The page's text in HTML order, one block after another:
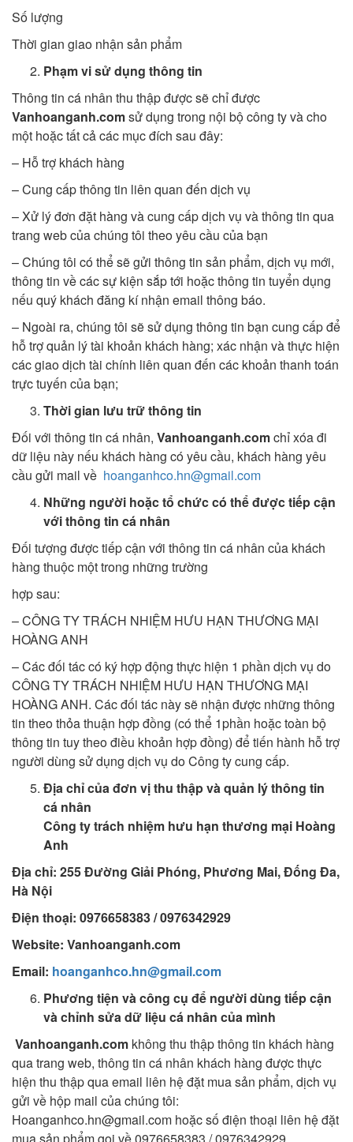
Số lượng
Thời gian giao nhận sản phẩm
Phạm vi sử dụng thông tin
Thông tin cá nhân thu thập được sẽ chỉ được
Vanhoanganh.comsử dụng trong nội bộ công ty và cho
một hoặc tất cả các mục đích sau đây:
– Hỗ trợ khách hàng
– Cung cấp thông tin liên quan đến dịch vụ
– Xử lý đơn đặt hàng và cung cấp dịch vụ và thông tin qua
trang web của chúng tôi theo yêu cầu của bạn
– Chúng tôi có thể sẽ gửi thông tin sản phẩm, dịch vụ mới,
thông tin về các sự kiện sắp tới hoặc thông tin tuyển dụng
nếu quý khách đăng kí nhận email thông báo.
– Ngoài ra, chúng tôi sẽ sử dụng thông tin bạn cung cấp để
hỗ trợ quản lý tài khoản khách hàng; xác nhận và thực hiện
các giao dịch tài chính liên quan đến các khoản thanh toán
trực tuyến của bạn;
Thời gian lưu trữ thông tin
Đối với thông tin cá nhân, Vanhoanganh.comchỉ xóa đi
dữ liệu này nếu khách hàng có yêu cầu, khách hàng yêu
cầu gửi mail về hoanganhco.hn@gmail.com
Những người hoặc tổ chức có thể được tiếp cận
với thông tin cá nhân
Đối tượng được tiếp cận với thông tin cá nhân của khách
hàng thuộc một trong những trường
hợp sau:
– CÔNG TY TRÁCH NHIỆM HƯU HẠN THƯƠNG MẠI
HOÀNG ANH
– Các đối tác có ký hợp động thực hiện 1 phần dịch vụ do
CÔNG TY TRÁCH NHIỆM HƯU HẠN THƯƠNG MẠI
HOÀNG ANH. Các đối tác này sẽ nhận được những thông
tin theo thỏa thuận hợp đồng (có thể 1phần hoặc toàn bộ
thông tin tuy theo điều khoản hợp đồng) để tiến hành hỗ trợ
người dùng sử dụng dịch vụ do Công ty cung cấp.
Địa chỉ của đơn vị thu thập và quản lý thông tin
cá nhân
Công ty trách nhiệm hưu hạn thương mại Hoàng
Anh
Địachỉ: 255 Đường Giải Phóng, Phương Mai, Đống Đa,
Hà Nội
Điện thoại: 0976658383 / 0976342929
Website: Vanhoanganh.com
Email: hoanganhco.hn@gmail.com
Phương tiện và công cụ để người dùng tiếp cận
và chỉnh sửa dữ liệu cá nhân của mình
Vanhoanganh.com không thu thập thông tin khách hàng
qua trang web, thông tin cá nhân khách hàng được thực
hiện thu thập qua email liên hệ đặt mua sản phẩm, dịch vụ
gửi về hộp mail của chúng tôi:
Hoanganhco.hn@gmail.com hoặc số điện thoại liên hệ đặt